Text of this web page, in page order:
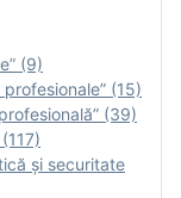
(9)
(15)
(39)
și securitate